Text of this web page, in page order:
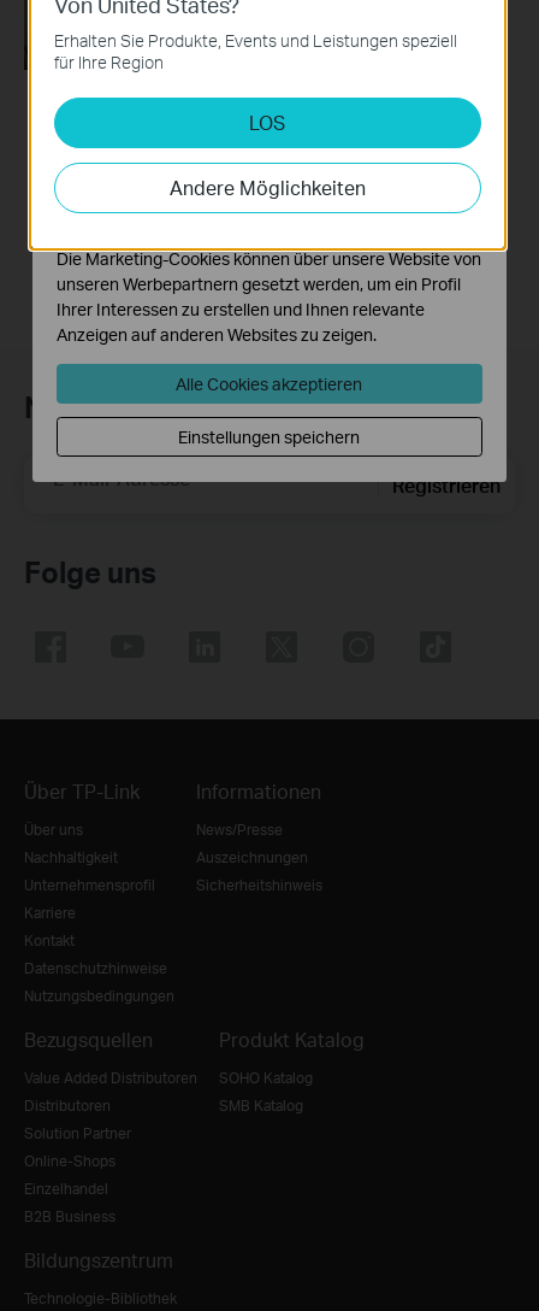
How to Set Up a TP-
Link Range Extender
(via web Browser)
How to Set Up a TP-
Link Range Extender
(via WPS)
Newsletter abonnieren
E-Mail-Adresse Registrieren
Folge uns
Über TP-Link
Über uns
Nachhaltigkeit
Unternehmensprofil
Karriere
Kontakt
Datenschutzhinweise
Nutzungsbedingungen
Informationen
News/Presse
Auszeichnungen
Sicherheitshinweis
Bezugsquellen
Value Added Distributoren
Distributoren
Solution Partner
Online-Shops
Einzelhandel
B2B Business
Produkt Katalog
SOHO Katalog
SMB Katalog
Bildungszentrum
Technologie-Bibliothek
Erhalten Sie Produkte, Events und Leistungen speziell
für Ihre Region
LOS
Andere Möglichkeiten
erforderlich und können in Ihren Systemen nicht
Analyse- und Marketing-Cookies
Analyse-Cookies ermöglichen es uns, Ihre Aktivitäten
auf unserer Website zu analysieren, um die
Funktionsweise unserer Website zu verbessern und
Die Marketing-Cookies können über unsere Website von
unseren Werbepartnern gesetzt werden, um ein Profil
Ihrer Interessen zu erstellen und Ihnen relevante
Anzeigen auf anderen Websites zu zeigen.
Alle Cookies akzeptieren
Einstellungen speichern